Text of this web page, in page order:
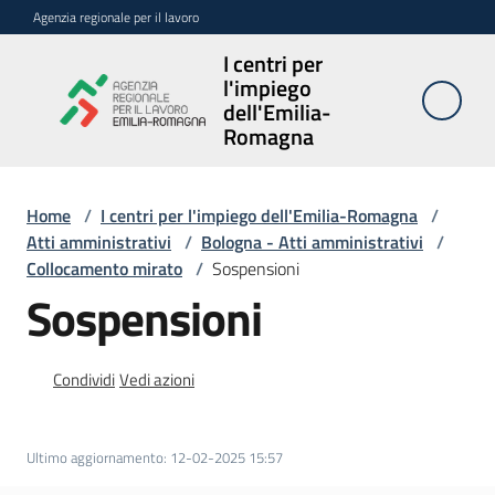
Vai al contenuto
Vai alla navigazione
Vai al footer
Agenzia regionale per il lavoro
I centri per
l'impiego
dell'Emilia-
Romagna
I centri per
l'impiego
dell'Emilia-
Romagna
Sedi
e
contatti
Avvisi
amministrativi
Home / I centri per l'impiego dell'Emilia-Romagna /
Atti amministrativi / Bologna - Atti amministrativi /
Collocamento mirato / Sospensioni
Sospensioni
CondividiVedi azioni
Ultimo aggiornamento: 12-02-2025 15:57